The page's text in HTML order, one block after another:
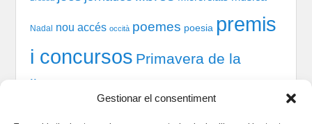
Gestionar el consentiment
Nadal nou accés occità poemes poesia premis
i concursos Primavera de la
llengua
xerrada